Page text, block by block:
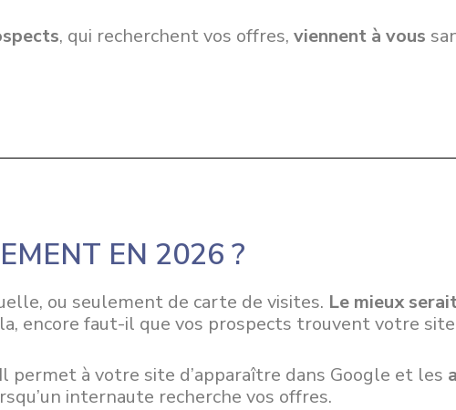
, qui recherchent vos offres, viennent à vous
EN 2026 ?
ou seulement de carte de visites. Le mieux
encore faut-il que vos prospects trouvent votre
permet à votre site d’apparaître dans Google et les
internaute recherche vos offres.